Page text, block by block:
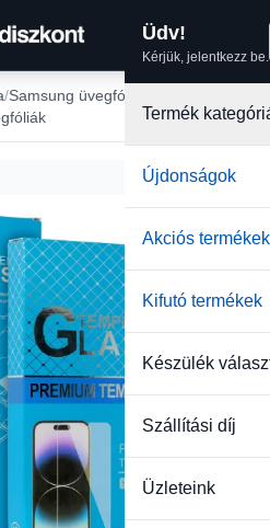
Üdv!
Kérjük, jelentkezz be.
Termék
Újdonságok
Akciós termékek
Kifutó termékek
Készülék
Szállítási díj
Üzleteink
Samsung üvegfólia